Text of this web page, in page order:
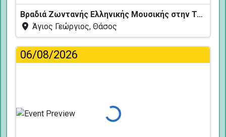
Βραδιά Ζωντανής Ελληνικής Μουσικής στην Ταβέρνα Κελάρι
Άγιος Γεώργιος, Θάσος
06/08/2026
Φόρτωση...